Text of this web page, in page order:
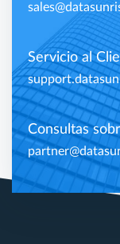
Servicio al
Consultas